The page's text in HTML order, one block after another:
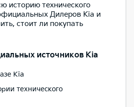
историю технического
Дилеров Kia и
стоит ли покупать
источников Kia
Kia
технического